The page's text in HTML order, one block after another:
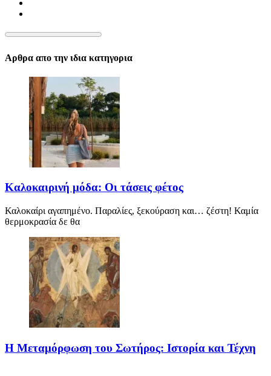
Αρθρα απο την ιδια κατηγορια
Καλοκαιρινή μόδα: Οι τάσεις φέτος
Καλοκαίρι αγαπημένο. Παραλίες, ξεκούραση και… ζέστη! Καμία
θερμοκρασία δε θα
Η Μεταμόρφωση του Σωτήρος: Ιστορία και Τέχνη